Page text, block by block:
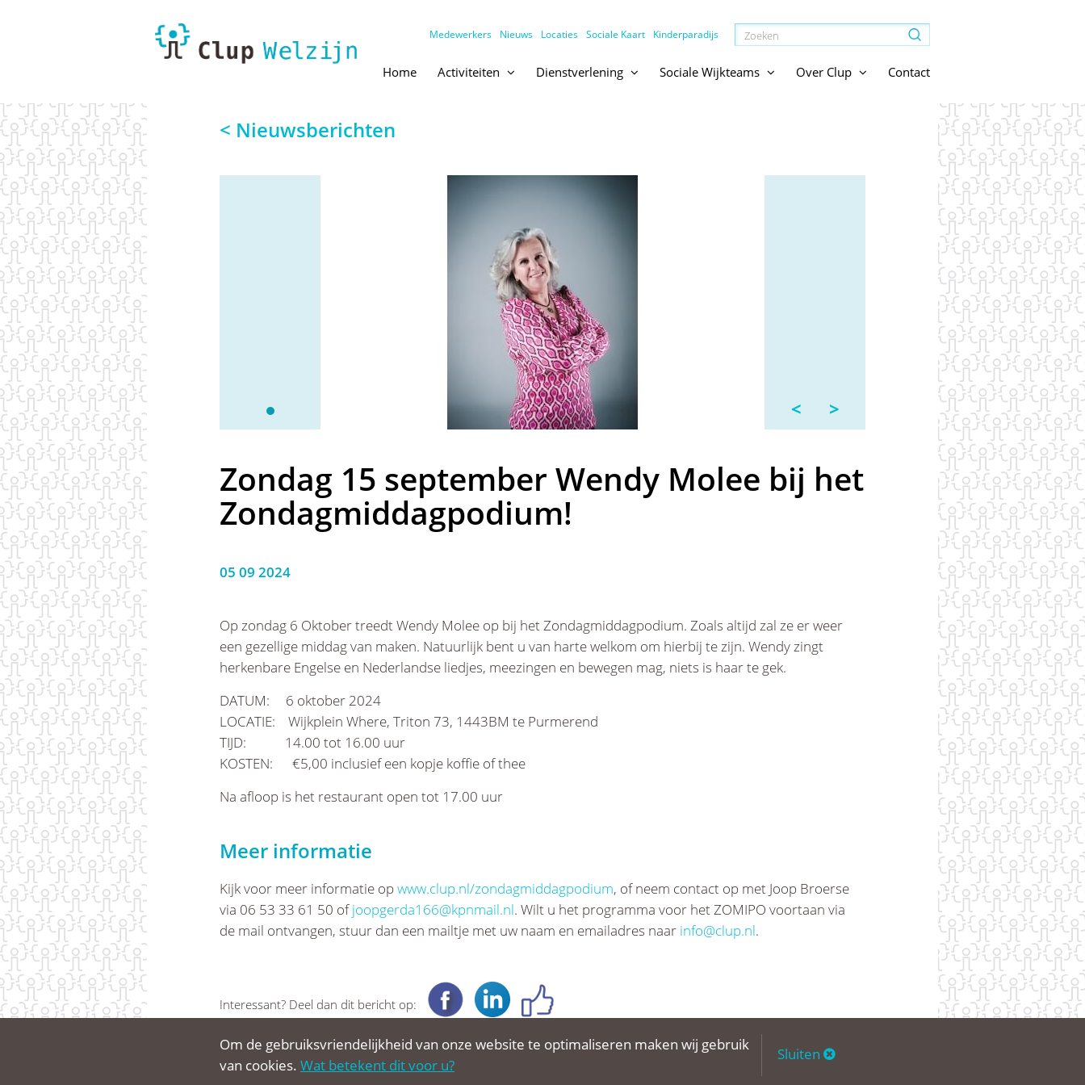
Medewerkers Nieuws Locaties Sociale Kaart Kinderparadijs
Home Activiteiten Dienstverlening Sociale Wijkteams Over Clup Contact
< Nieuwsberichten
< >
Zondag 15 september Wendy Molee bij het
Zondagmiddagpodium!
05 09 2024
Op zondag 6 Oktober treedt Wendy Molee op bij het Zondagmiddagpodium. Zoals altijd zal ze er weer
een gezellige middag van maken. Natuurlijk bent u van harte welkom om hierbij te zijn. Wendy zingt
herkenbare Engelse en Nederlandse liedjes, meezingen en bewegen mag, niets is haar te gek.
DATUM: 6 oktober 2024
LOCATIE: Wijkplein Where, Triton 73, 1443BM te Purmerend
TIJD: 14.00 tot 16.00 uur
KOSTEN: €5,00 inclusief een kopje koffie of thee
Na afloop is het restaurant open tot 17.00 uur
Meer informatie
Kijk voor meer informatie op www.clup.nl/zondagmiddagpodium, of neem contact op met Joop Broerse
via 06 53 33 61 50 ofjoopgerda166@kpnmail.nl. Wilt u het programma voor het ZOMIPO voortaan via
de mail ontvangen, stuur dan een mailtje met uw naam en emailadres naar info@clup.nl.
Interessant? Deel dan dit bericht op:
© Clup Welzijn 2026 privacy cookies over deze website
Om de gebruiksvriendelijkheid van onze website te optimaliseren maken wij gebruik
van cookies. Wat betekent dit voor u?
Sluiten